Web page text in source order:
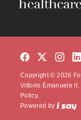
Copyright © 2026
Vittorio Emanuele II,
Policy.
Powered by